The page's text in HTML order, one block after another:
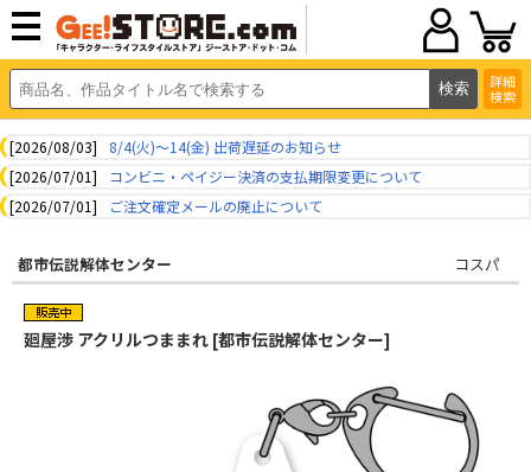
詳細
検索
[2026/08/03]
8/4(火)～14(金) 出荷遅延のお知らせ
[2026/07/01]
コンビニ・ペイジー決済の支払期限変更について
[2026/07/01]
ご注文確定メールの廃止について
都市伝説解体センター コスパ
廻屋渉 アクリルつままれ [都市伝説解体センター]